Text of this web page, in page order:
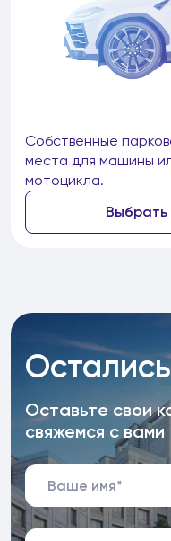
Собственные
места для машины
мотоцикла.
Выбрать
Оставьте свои
свяжемся с вами